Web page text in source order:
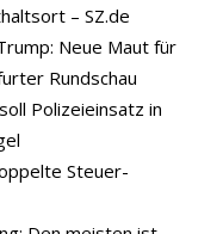
– SZ.de
Neue Maut für
Rundschau
Polizeieinsatz in
Steuer-